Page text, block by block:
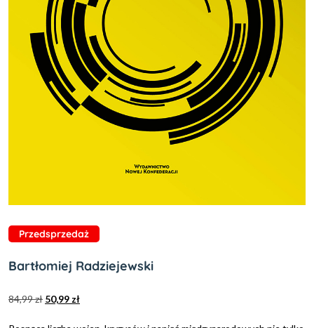
Przedsprzedaż
Bartłomiej Radziejewski
84,99zł 50,99 zł